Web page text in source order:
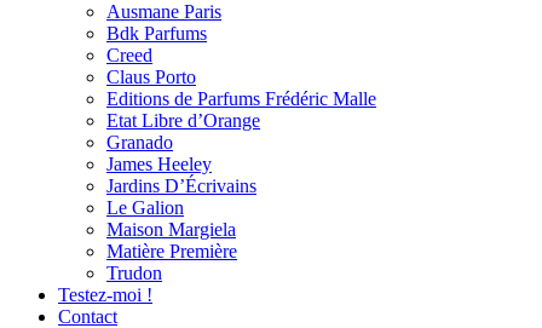
Ausmane Paris
Bdk Parfums
Creed
Claus Porto
Editions de Parfums Frédéric Malle
Etat Libre d’Orange
Granado
James Heeley
Jardins D’Écrivains
Le Galion
Maison Margiela
Matière Première
Trudon
Testez-moi !
Contact